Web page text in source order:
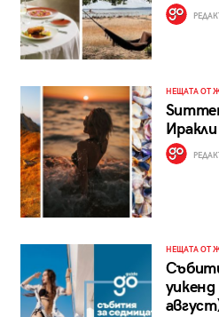
НЕЩАТА ОТ
Иракли
НЕЩАТА ОТ